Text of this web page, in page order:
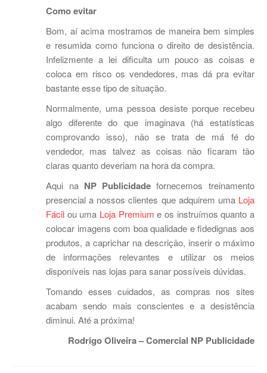
Como evitar
Bom, aí acima mostramos de maneira bem simples
e resumida como funciona o direito de desistência.
Infelizmente a lei dificulta um pouco as coisas e
coloca em risco os vendedores, mas dá pra evitar
bastante esse tipo de situação.
Normalmente, uma pessoa desiste porque recebeu
algo diferente do que imaginava (há estatísticas
comprovando isso), não se trata de má fé do
vendedor, mas talvez as coisas não ficaram tão
claras quanto deveriam na hora da compra.
Aqui na NP Publicidade fornecemos treinamento
presencial a nossos clientes que adquirem umaLoja
Fácil ou uma Loja Premium e os instruímos quanto a
colocar imagens com boa qualidade e fidedignas aos
produtos, a caprichar na descrição, inserir o máximo
de informações relevantes e utilizar os meios
disponíveis nas lojas para sanar possíveis dúvidas.
Tomando esses cuidados, as compras nos sites
acabam sendo mais conscientes e a desistência
diminui. Até a próxima!
Rodrigo Oliveira – Comercial NP Publicidade